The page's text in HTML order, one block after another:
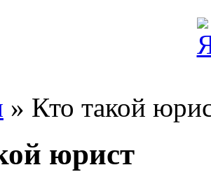
» Кто такой
юрист